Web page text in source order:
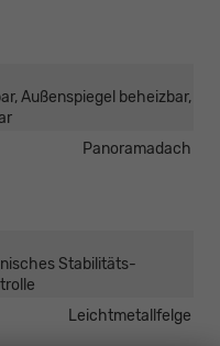
Außenspiegel beheizbar,
Panoramadach
Stabilitäts-
Leichtmetallfelge